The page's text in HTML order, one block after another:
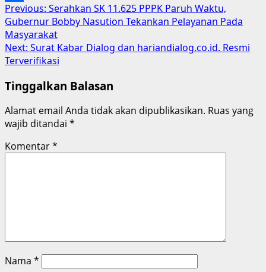
Share
Post
navigation
Previous: Serahkan SK 11.625 PPPK Paruh Waktu,
Gubernur Bobby Nasution Tekankan Pelayanan Pada
Masyarakat
Next: Surat Kabar Dialog dan hariandialog.co.id. Resmi
Terverifikasi
Tinggalkan Balasan
Alamat email Anda tidak akan dipublikasikan. Ruas yang
wajib ditandai *
Komentar*
Nama *